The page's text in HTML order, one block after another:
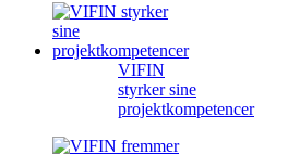
VIFIN
styrker sine
projektkompetencer